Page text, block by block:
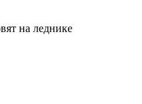
на леднике